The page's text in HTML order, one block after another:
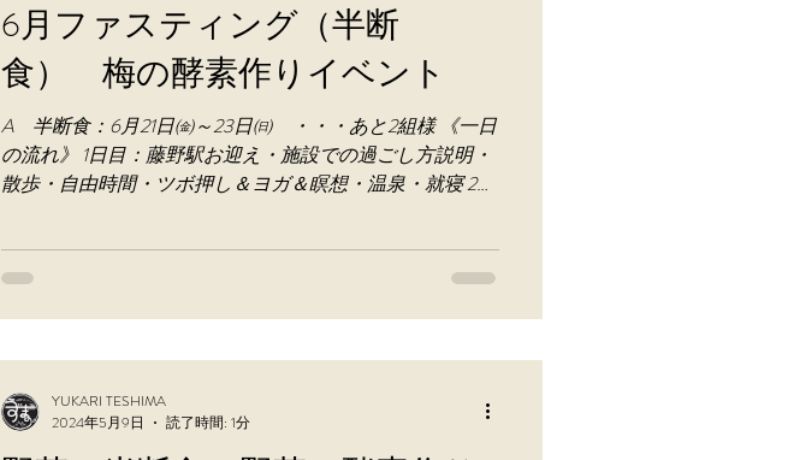
6月ファスティング（半断
食） 梅の酵素作りイベント
A 半断食：6月21日㈮～23日㈰ ・・・あと2組様 《一日
の流れ》 1日目：藤野駅お迎え・施設での過ごし方説明・
散歩・自由時間・ツボ押し＆ヨガ＆瞑想・温泉・就寝 2日
瞑想・...
YUKARI TESHIMA
2024年5月9日
読了時間: 1分